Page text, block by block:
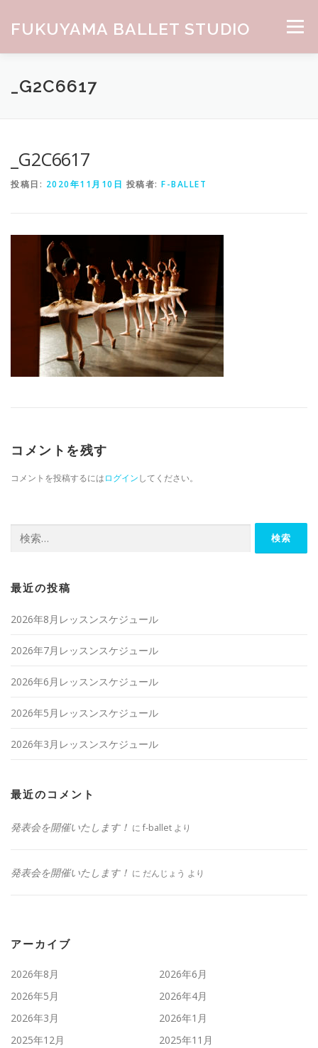
FUKUYAMA BALLET STUDIO メニュー
HOME ABOUT
_G2C6617
_G2C6617
投稿日: 2020年11月10日 投稿者: F-BALLET
コメントを残す
コメントを投稿するにはログインしてください。
検索:
最近の投稿
2026年8月レッスンスケジュール
2026年7月レッスンスケジュール
2026年6月レッスンスケジュール
2026年5月レッスンスケジュール
2026年3月レッスンスケジュール
最近のコメント
発表会を開催いたします！ に f-ballet より
発表会を開催いたします！ に だんじょう より
アーカイブ
2026年8月
2026年6月
2026年5月
2026年4月
2026年3月
2026年1月
2025年12月
2025年11月